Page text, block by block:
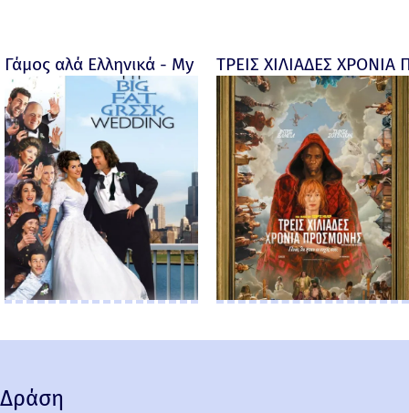
Γάμος αλά Ελληνικά - My big fat Greek wedding -
ΤΡΕΙΣ ΧΙΛΙΑΔΕΣ
Δράση